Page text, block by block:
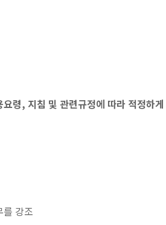
령, 지침 및 관련규정에 따라 적정하
를 강조